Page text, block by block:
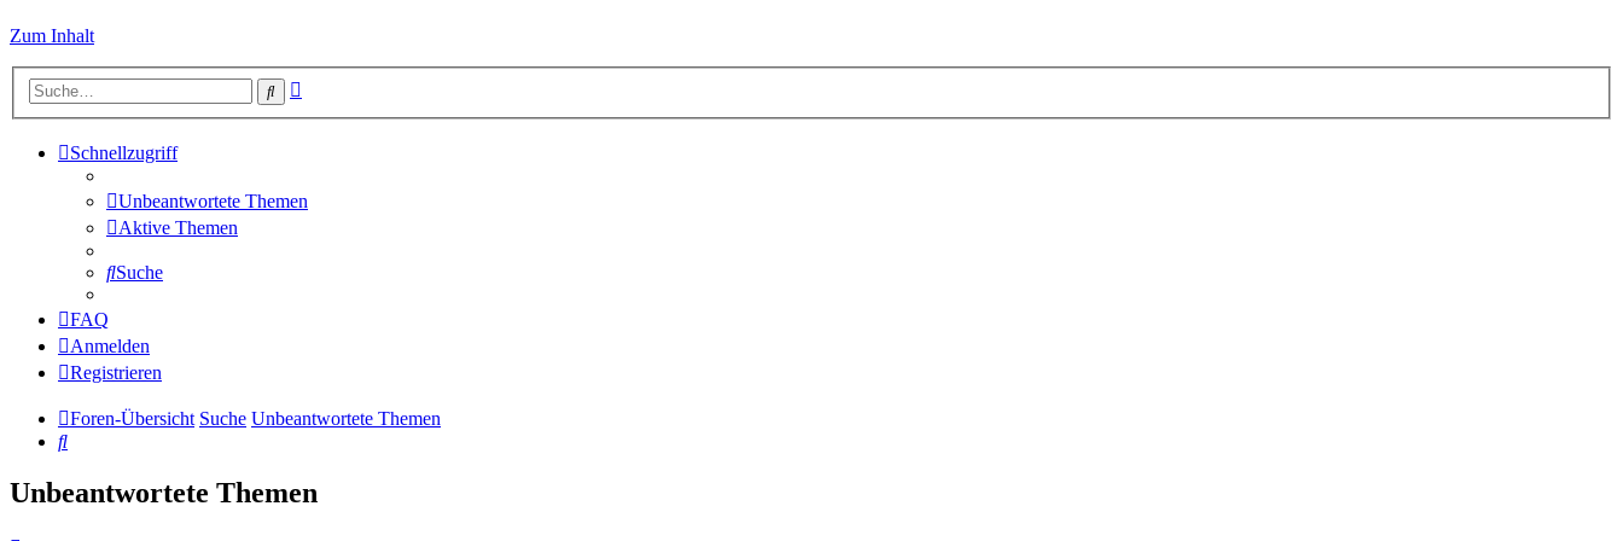
Zum Inhalt
Suche
Schnellzugriff
Unbeantwortete Themen
Aktive Themen
Suche
FAQ
Anmelden
Registrieren
Foren-Übersicht Suche Unbeantwortete Themen
Suche
Unbeantwortete Themen